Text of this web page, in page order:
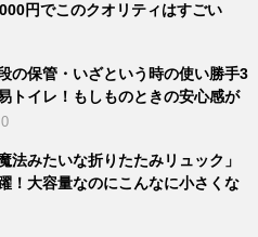
円でこのクオリティはすごい
の保管・いざという時の使い勝手3
トイレ！もしものときの安心感が
法みたいな折りたたみリュック」
！大容量なのにこんなに小さくな